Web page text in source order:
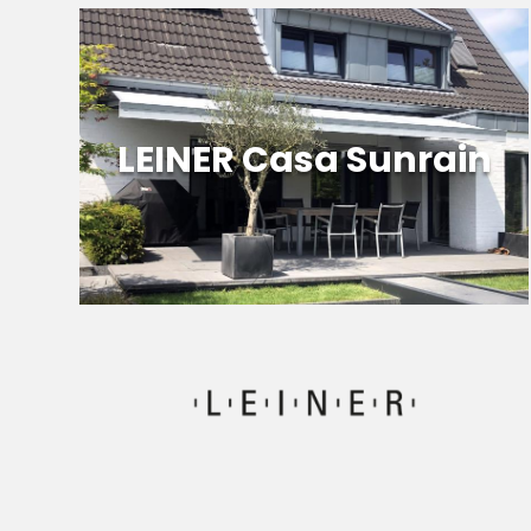
LEINER Casa Sunrain
LEINER Casa Sunrain
Meer informatie